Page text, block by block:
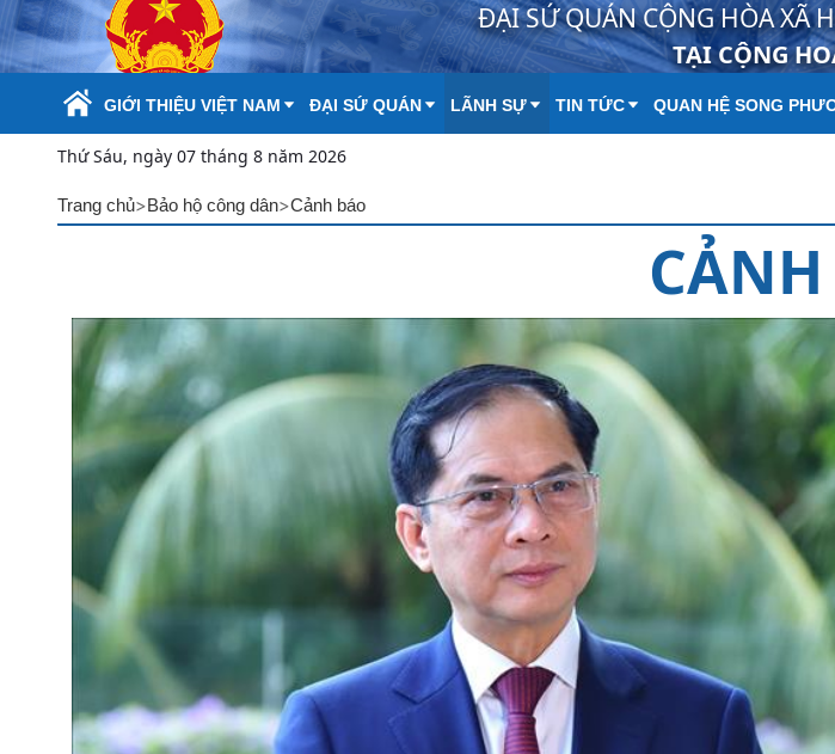
Skip to Main Content ĐẠI SỨ QUÁN CỘNG HÒA XÃ
TẠI CỘNG
GIỚI THIỆU VIỆT NAM ĐẠI SỨ QUÁN LÃNH SỰ TIN TỨC QUAN HỆ SONG
Thứ Sáu, ngày 07 tháng 8 năm 2026
Trang chủ>Bảo hộ công dân>Cảnh báo